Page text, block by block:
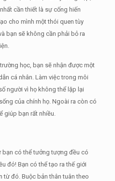
cần thiết là sự cống hiến
cho mình một thói quen tùy
bạn sẽ không cần phải bỏ ra
học, bạn sẽ nhận được một
cá nhân.Làm việc trong môi
người vì họ không thể lặp lại
của chính họ. Ngoài ra còn có
giúp bạn rất nhiều.
bạn có thể tưởng tượng đều có
đó! Bạn có thể tạo ra thế giới
từ đó. Buộc bản thân tuân theo